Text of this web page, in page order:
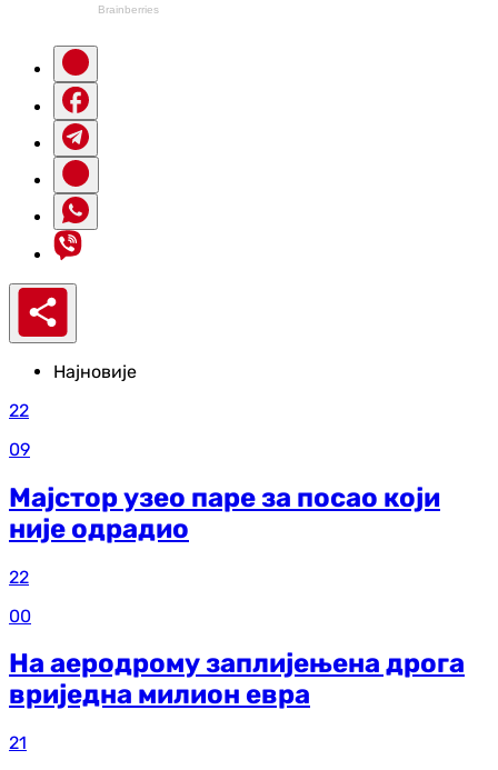
Најновије
22
09
Мајстор узео паре за посао који
није одрадио
22
00
На аеродрому заплијењена дрога
вриједна милион евра
21